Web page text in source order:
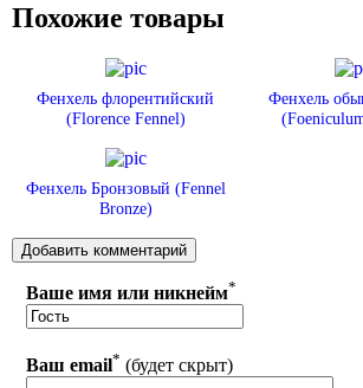
Похожие товары
Фенхель флорентийский
(Florence Fennel)
Фенхель
Фенхель Бронзовый (Fennel
Bronze)
Ваше имя или никнейм*
Ваш email* (будет скрыт)